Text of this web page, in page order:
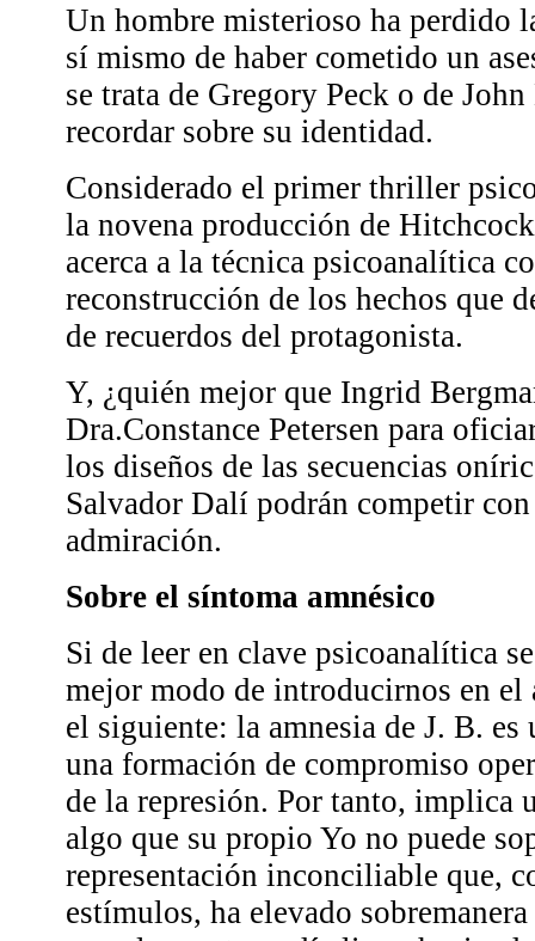
Un hombre misterioso ha perdido
sí mismo de haber cometido un
se trata de Gregory Peck o de
recordar sobre su identidad.
Considerado el primer thriller
la novena producción de
acerca a la técnica psicoanalítica
reconstrucción de los hechos que
de recuerdos del protagonista.
Y, ¿quién mejor que Ingrid
Dra.Constance Petersen para
los diseños de las secuencias
Salvador Dalí podrán competir
admiración.
Sobre el síntoma amnésico
Si de leer en clave psicoanalítica
mejor modo de introducirnos en el
el siguiente: la amnesia de J. B.
una formación de compromiso
de la represión. Por tanto, implica
algo que su propio Yo no puede
representación inconciliable que,
estímulos, ha elevado